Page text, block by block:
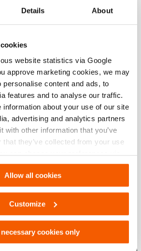
Details About
website statistics via Google
approve marketing cookies, we may
content and ads, to
features and to analyse our traffic.
information about your use of our site
advertising and analytics partners
with other information that you’ve
that they’ve collected from your use
can change your preferences via
.
Allow all cookies
Customize
necessary cookies only
der Stützen – Der Winkel der
anzeigen
Data – OmniShore Vector Forces
– Omnishore Strut
after use instruction
KB